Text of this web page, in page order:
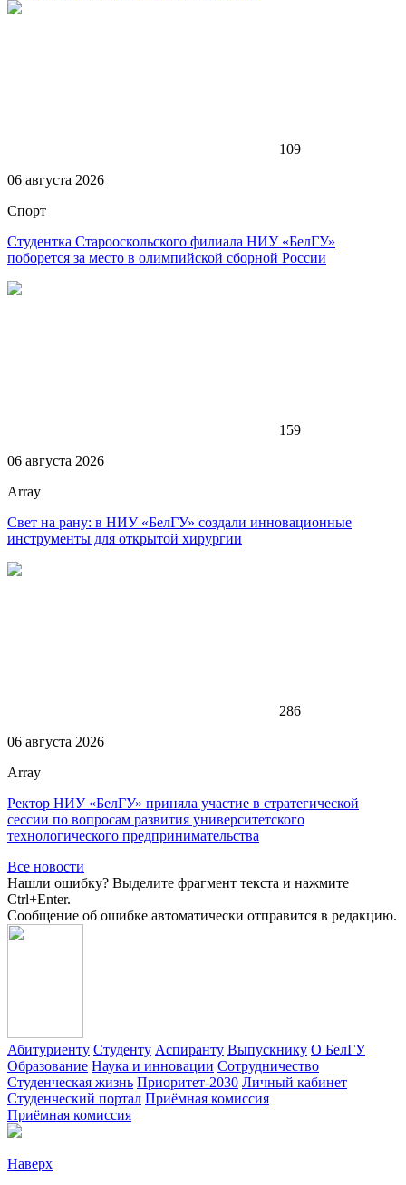
109
06 августа 2026
Спорт
Студентка Старооскольского филиала НИУ «БелГУ»
поборется за место в олимпийской сборной России
159
06 августа 2026
Array
Свет на рану: в НИУ «БелГУ» создали инновационные
инструменты для открытой хирургии
286
06 августа 2026
Array
Ректор НИУ «БелГУ» приняла участие в стратегической
сессии по вопросам развития университетского
технологического предпринимательства
Все новости
Нашли ошибку? Выделите фрагмент текста и нажмите
Ctrl+Enter.
Сообщение об ошибке автоматически отправится в редакцию.
Абитуриенту Студенту Аспиранту Выпускнику О БелГУ
Образование Наука и инновации Сотрудничество
Студенческая жизнь Приоритет-2030 Личный кабинет
Студенческий портал Приёмная комиссия
Приёмная комиссия
Наверх